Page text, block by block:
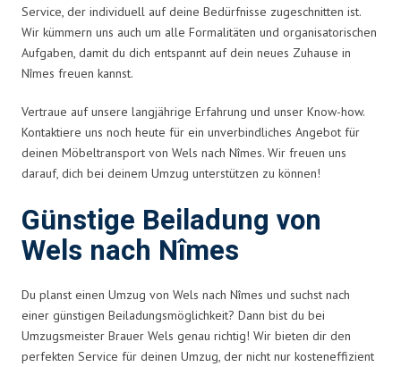
Service, der individuell auf deine Bedürfnisse zugeschnitten ist.
Wir kümmern uns auch um alle Formalitäten und organisatorischen
Aufgaben, damit du dich entspannt auf dein neues Zuhause in
Nîmes freuen kannst.
Vertraue auf unsere langjährige Erfahrung und unser Know-how.
Kontaktiere uns noch heute für ein unverbindliches Angebot für
deinen Möbeltransport von Wels nach Nîmes. Wir freuen uns
darauf, dich bei deinem Umzug unterstützen zu können!
Günstige Beiladung von
Wels nach Nîmes
Du planst einen Umzug von Wels nach Nîmes und suchst nach
einer günstigen Beiladungsmöglichkeit? Dann bist du bei
Umzugsmeister Brauer Wels genau richtig! Wir bieten dir den
perfekten Service für deinen Umzug, der nicht nur kosteneffizient